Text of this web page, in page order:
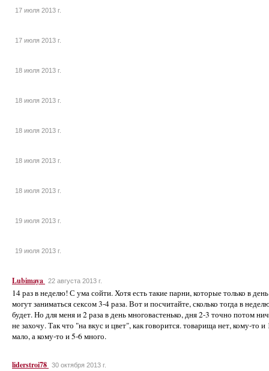
17 июля 2013 г.
17 июля 2013 г.
18 июля 2013 г.
18 июля 2013 г.
18 июля 2013 г.
18 июля 2013 г.
18 июля 2013 г.
19 июля 2013 г.
19 июля 2013 г.
Lubimaya 22 августа 2013 г.
14 раз в неделю! С ума сойти. Хотя есть такие парни, которые только в день
могут заниматься сексом 3-4 раза. Вот и посчитайте, сколько тогда в
будет. Но для меня и 2 раза в день многовастенько, дня 2-3 точно потом
не захочу. Так что "на вкус и цвет", как говорится. товарища нет, кому-то и
мало, а кому-то и 5-6 много.
liderstroi78 30 октября 2013 г.